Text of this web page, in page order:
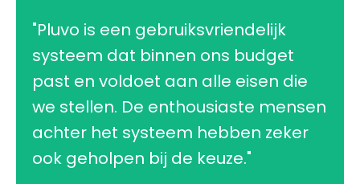
"Pluvo is een gebruiksvriendelijk
systeem dat binnen ons budget
past en voldoet aan alle eisen die
we stellen. De enthousiaste mensen
achter het systeem hebben zeker
ook geholpen bij de keuze."